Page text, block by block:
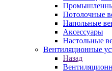
Потолочные
Напольные
Аксессуары
Настольные
Вентиляционные
Назад